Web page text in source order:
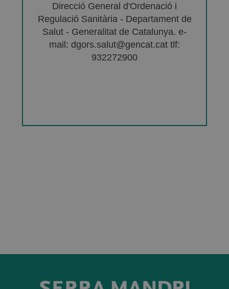
Direcció General d'Ordenació i
Regulació Sanitària - Departament de
Salut - Generalitat de Catalunya. e-
mail: dgors.salut@gencat.cat tlf:
932272900